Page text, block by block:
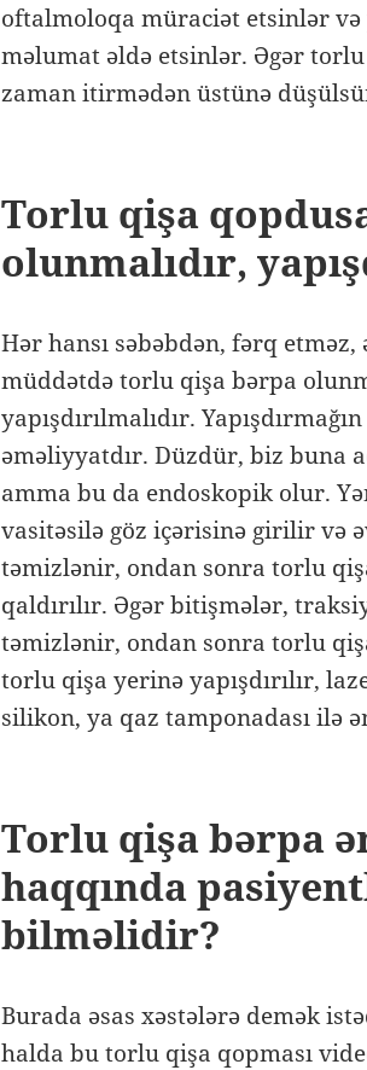
oftalmoloqa müraciət etsinlər
məlumat əldə etsinlər. Əgər torlu
zaman itirmədən üstünə
Torlu qişa
olunmalıdır,
Hər hansı səbəbdən, fərq
müddətdə torlu qişa bərpa
yapışdırılmalıdır.
əməliyyatdır. Düzdür, biz buna
amma bu da endoskopik olur.
vasitəsilə göz içərisinə girilir və
təmizlənir, ondan sonra torlu
qaldırılır. Əgər bitişmələr,
təmizlənir, ondan sonra torlu
torlu qişa yerinə yapışdırılır,
silikon, ya qaz tamponadası ilə
Torlu qişa bərpa
haqqında
bilməlidir?
Burada əsas xəstələrə demək
halda bu torlu qişa qopması